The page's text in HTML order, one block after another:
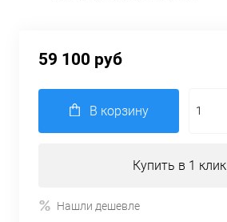
59 100 руб
В корзину
Купить в 1 клик
Нашли дешевле